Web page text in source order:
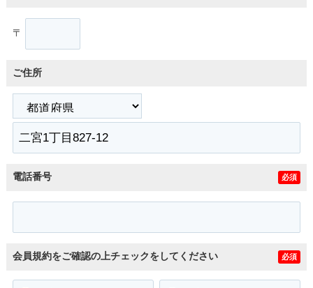
〒
ご住所
電話番号 必須
会員規約をご確認の上チェックをしてください 必須